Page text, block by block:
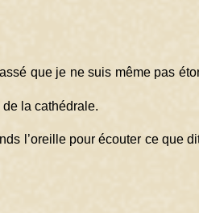
que je ne suis même pas
la cathédrale.
l’oreille pour écouter ce que